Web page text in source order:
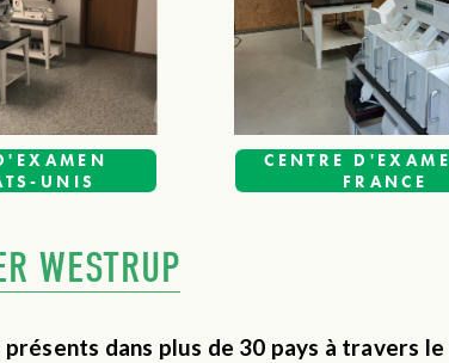
UNIS
CENTRE
FRANCE
WESTRUP
présents dans plus de 30 pays à travers